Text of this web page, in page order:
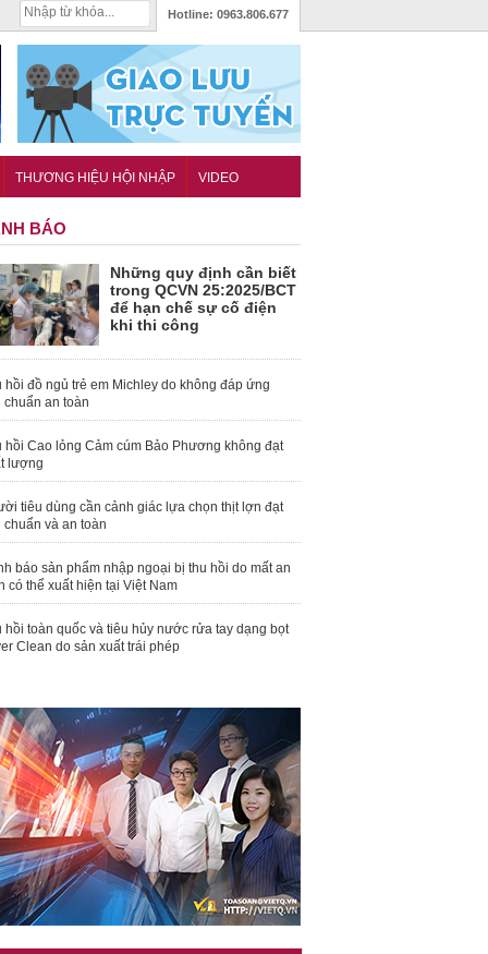
Hotline: 0963.806.677
THƯƠNG HIỆU HỘI NHẬP VIDEO
BÁO
Những quy định cần biết
trong QCVN 25:2025/BCT
để hạn chế sự cố điện
khi thi công
hồi đồ ngủ trẻ em Michley do không đáp ứng
chuẩn an toàn
hồi Cao lỏng Cảm cúm Bảo Phương không đạt
lượng
tiêu dùng cần cảnh giác lựa chọn thịt lợn đạt
chuẩn và an toàn
báo sản phẩm nhập ngoại bị thu hồi do mất an
có thể xuất hiện tại Việt Nam
hồi toàn quốc và tiêu hủy nước rửa tay dạng bọt
Clean do sản xuất trái phép